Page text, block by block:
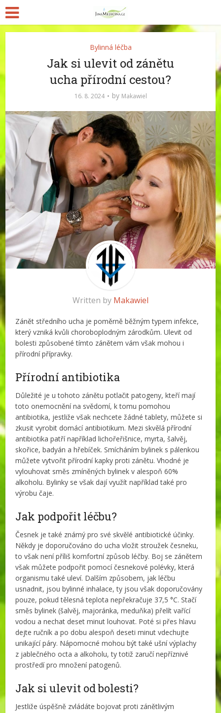
Bylinná léčba
Jak si ulevit od zánětu
ucha přírodní cestou?
16. 8. 2024 by Makawiel
Written by Makawiel
Zánět středního ucha je poměrně běžným typem infekce,
který vzniká kvůli choroboplodným zárodkům. Ulevit od
bolesti způsobené tímto zánětem vám však mohou i
přírodní přípravky.
Přírodní antibiotika
Důležité je u tohoto zánětu potlačit patogeny, kteří mají
toto onemocnění na svědomí, k tomu pomohou
antibiotika, jestliže však nechcete žádné tablety, můžete si
zkusit vyrobit domácí antibiotikum. Mezi skvělá přírodní
antibiotika patří například lichořeřišnice, myrta, šalvěj,
skořice, badyán a hřebíček. Smícháním bylinek s pálenkou
můžete vytvořit přírodní kapky proti zánětu. Vhodné je
vylouhovat směs zmíněných bylinek v alespoň 60%
alkoholu. Bylinky se však dají využít například také pro
výrobu čaje.
Jak podpořit léčbu?
Česnek je také známý pro své skvělé antibiotické účinky.
Někdy je doporučováno do ucha vložit stroužek česneku,
to však není příliš komfortní způsob léčby. Boj se zánětem
však můžete podpořit pomocí česnekové polévky, která
organismu také uleví. Dalším způsobem, jak léčbu
usnadnit, jsou bylinné inhalace, ty jsou však doporučovány
pouze, pokud tělesná teplota nepřekračuje 37,5 °C. Stačí
směs bylinek (šalvěj, majoránka, meduňka) přelít vařící
vodou a nechat deset minut louhovat. Poté si přes hlavu
dejte ručník a po dobu alespoň deseti minut vdechujte
unikající páry. Nápomocné mohou být také ušní výplachy
z jablečného octa a alkoholu, ty totiž zaručí nepříznivé
prostředí pro množení patogenů.
Jak si ulevit od bolesti?
Jestliže úspěšně zvládáte bojovat proti zánětlivým